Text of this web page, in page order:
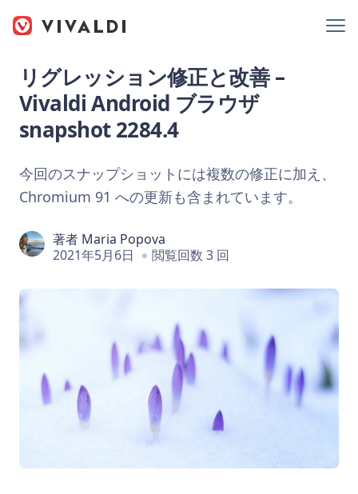
リグレッション修正と改善 –
Vivaldi Android ブラウザ
snapshot 2284.4
今回のスナップショットには複数の修正に加え、
Chromium 91 への更新も含まれています。
著者 Maria Popova
2021年5月6日
閲覧回数 3 回